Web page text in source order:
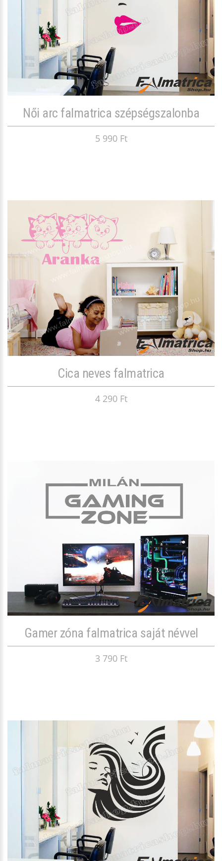
Női arc falmatrica szépségszalonba
5 990 Ft
Cica neves falmatrica
4 290 Ft
Gamer zóna falmatrica saját névvel
3 790 Ft